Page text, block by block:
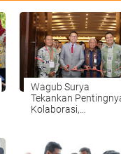
Wagub Surya
Tekankan
Kolaborasi,
Tantangan